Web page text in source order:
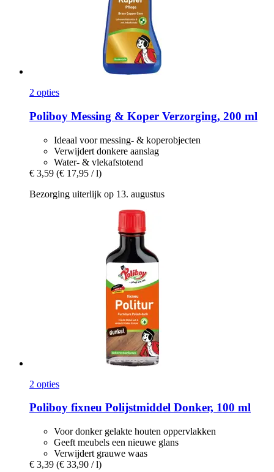
2 opties
Poliboy Messing & Koper Verzorging, 200 ml
Ideaal voor messing- & koperobjecten
Verwijdert donkere aanslag
Water- & vlekafstotend
€ 3,59 (€ 17,95 / l)
Bezorging uiterlijk op 13. augustus
2 opties
Poliboy fixneu Polijstmiddel Donker, 100 ml
Voor donker gelakte houten oppervlakken
Geeft meubels een nieuwe glans
Verwijdert grauwe waas
€ 3,39 (€ 33,90 / l)